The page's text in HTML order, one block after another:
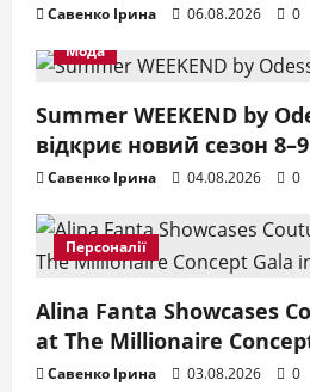
Савенко Ірина 06.08.2026
0
Мода
Summer WEEKEND by
відкриє новий сезон
Савенко Ірина 04.08.2026 0
Персоналії
Alina Fanta Showcases
at The Millionaire
Савенко Ірина 03.08.2026 0